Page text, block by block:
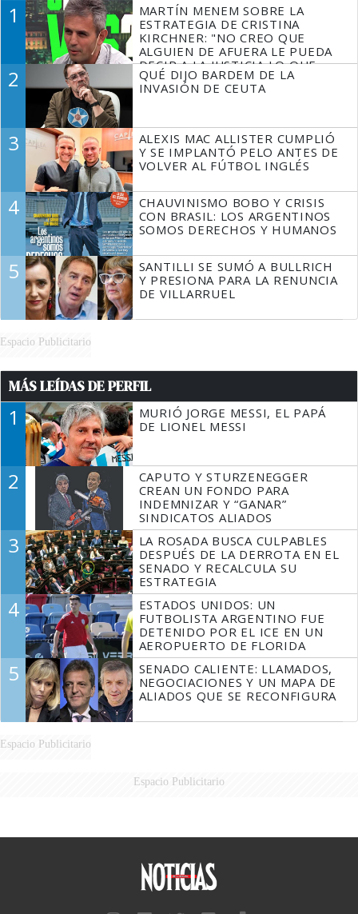
1
MARTÍN MENEM SOBRE LA
ESTRATEGIA DE CRISTINA
KIRCHNER: "NO CREO QUE
ALGUIEN DE AFUERA LE PUEDA
DECIR A LA JUSTICIA LO QUE
TIENE QUE HACER"
2
QUÉ DIJO BARDEM DE LA
INVASIÓN DE CEUTA
3
ALEXIS MAC ALLISTER CUMPLIÓ
Y SE IMPLANTÓ PELO ANTES DE
VOLVER AL FÚTBOL INGLÉS
4
CHAUVINISMO BOBO Y CRISIS
CON BRASIL: LOS ARGENTINOS
SOMOS DERECHOS Y HUMANOS
5
SANTILLI SE SUMÓ A BULLRICH
Y PRESIONA PARA LA RENUNCIA
DE VILLARRUEL
Espacio Publicitario
MÁS LEÍDAS DE PERFIL
1
MURIÓ JORGE MESSI, EL PAPÁ
DE LIONEL MESSI
2
CAPUTO Y STURZENEGGER
CREAN UN FONDO PARA
INDEMNIZAR Y “GANAR”
SINDICATOS ALIADOS
3
LA ROSADA BUSCA CULPABLES
DESPUÉS DE LA DERROTA EN EL
SENADO Y RECALCULA SU
ESTRATEGIA
4
ESTADOS UNIDOS: UN
FUTBOLISTA ARGENTINO FUE
DETENIDO POR EL ICE EN UN
AEROPUERTO DE FLORIDA
5
SENADO CALIENTE: LLAMADOS,
NEGOCIACIONES Y UN MAPA DE
ALIADOS QUE SE RECONFIGURA
Espacio Publicitario
Espacio Publicitario